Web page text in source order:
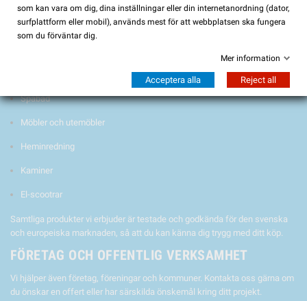
HemGrossisten.se har sedan 2017 erbjudit kvalitetsprodukter för hem och
trädgård till kunder över hela Sverige. Hos oss hittar du ett noggrant utvalt
sortiment med fokus på kvalitet, funktion och lång hållbarhet.
Spabad
Möbler och utemöbler
Heminredning
Kaminer
El-scootrar
Samtliga produkter vi erbjuder är testade och godkända för den svenska
och europeiska marknaden, så att du kan känna dig trygg med ditt köp.
FÖRETAG OCH OFFENTLIG VERKSAMHET
Vi hjälper även företag, föreningar och kommuner. Kontakta oss gärna om
du önskar en offert eller har särskilda önskemål kring ditt projekt.
som kan vara om dig, dina inställningar eller din internetanordning (dator,
surfplattform eller mobil), används mest för att webbplatsen ska fungera
som du förväntar dig.
Mer information
Acceptera alla Reject all